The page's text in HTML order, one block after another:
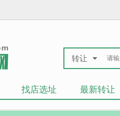
转让
找店选址 最新转让